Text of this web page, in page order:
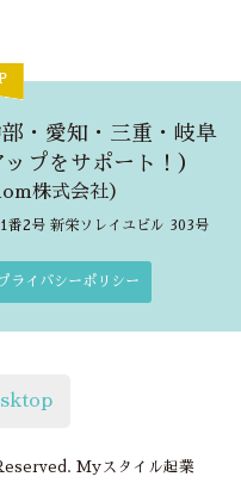
・愛知・三重・岐阜
プをサポート！）
株式会社）
2号 新栄ソレイユビル 303号
ライバシーポリシー
Myスタイル起業